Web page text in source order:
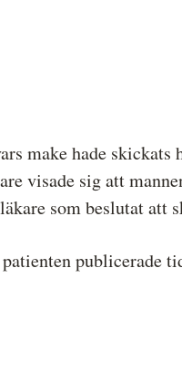
make hade skickats
visade sig att
som beslutat att
publicerade